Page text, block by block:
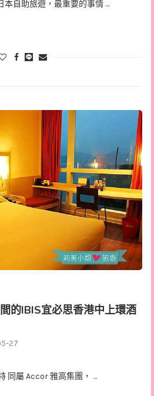
自助旅遊，最重要的事情 …
的IBIS宜必思香港中上環酒
27
同屬 Accor 雅高集團， …